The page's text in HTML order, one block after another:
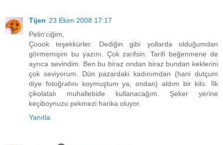
Tijen 23 Ekim 2008 17:17
Pelin'ciğim,
Çoook teşekkürler. Dediğin gibi yollarda olduğumdan
görmemişim bu yazını. Çok zarifsin. Tarifi beğenmene de
ayrıca sevindim. Ben bu biraz ondan biraz bundan keklerini
çok seviyorum. Dün pazardaki kadınımdan (hani dutçum
diye fotoğrafını koymuştum ya, ondan) aldım bir kilo. İlk
çikolatalı muhallebide kullanacağım. Şeker yerine
keçiboynuzu pekmezi harika oluyor.
Yanıtla